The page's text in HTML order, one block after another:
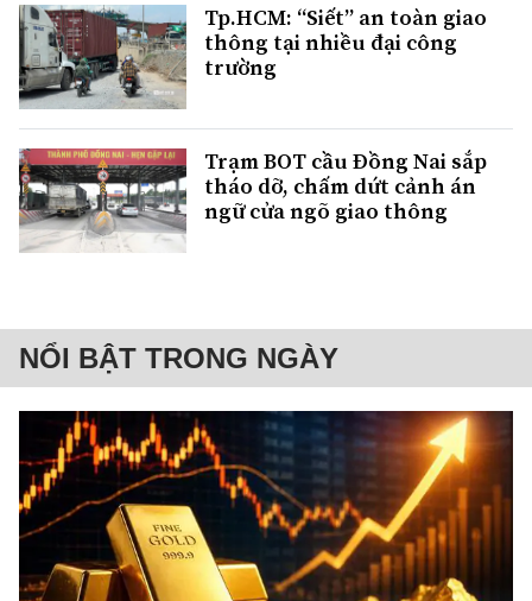
Tp.HCM: “Siết” an toàn giao
thông tại nhiều đại công
trường
Trạm BOT cầu Đồng Nai sắp
tháo dỡ, chấm dứt cảnh án
ngữ cửa ngõ giao thông
NỔI BẬT TRONG NGÀY